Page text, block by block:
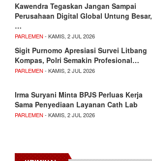
Kawendra Tegaskan Jangan Sampai
Perusahaan Digital Global Untung Besar,
…
PARLEMEN - KAMIS, 2 JUL 2026
Sigit Purnomo Apresiasi Survei Litbang
Kompas, Polri Semakin Profesional…
PARLEMEN - KAMIS, 2 JUL 2026
Irma Suryani Minta BPJS Perluas Kerja
Sama Penyediaan Layanan Cath Lab
PARLEMEN - KAMIS, 2 JUL 2026